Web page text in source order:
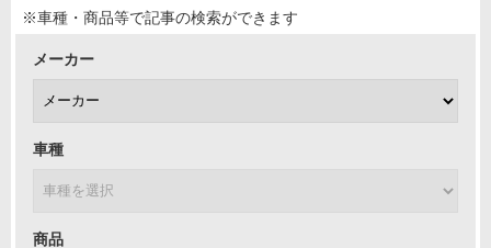
※車種・商品等で記事の検索ができます
メーカー
車種
商品